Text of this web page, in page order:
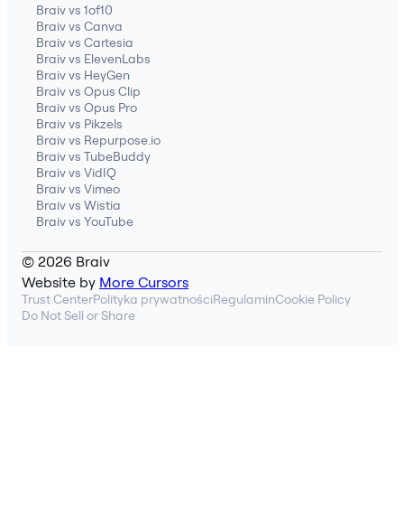
Braiv vs 1of10
Braiv vs Canva
Braiv vs Cartesia
Braiv vs ElevenLabs
Braiv vs HeyGen
Braiv vs Opus Clip
Braiv vs Opus Pro
Braiv vs Pikzels
Braiv vs Repurpose.io
Braiv vs TubeBuddy
Braiv vs VidIQ
Braiv vs Vimeo
Braiv vs Wistia
Braiv vs YouTube
© 2026 Braiv
Website by More Cursors
Trust CenterPolityka prywatnościRegulaminCookie Policy
Do Not Sell or Share